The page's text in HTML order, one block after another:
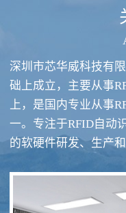
RFID酒类防伪系统方案
深圳市芯华威科技有
础上成立，主要从事
上，是国内专业从事
一。专注于RFID自动
的软硬件研发、生产